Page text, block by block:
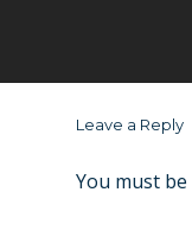
Leave a Reply
You must be